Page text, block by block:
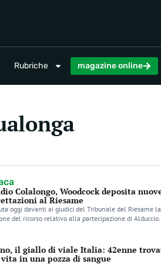
Rubriche magazine online
Colalongo, Woodcock deposita
al Riesame
oggi davanti ai giudici del Tribunale del Riesame la
del ricorso relativo alla partecipazione di
il giallo di viale Italia: 42enne
vita in una pozza di sangue